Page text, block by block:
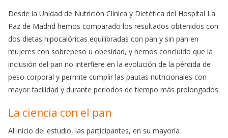
Desde la Unidad de Nutrición Clínica y Dietética del Hospital La
Paz de Madrid hemos comparado los resultados obtenidos con
dos dietas hipocalóricas equilibradas con pan y sin pan en
mujeres con sobrepeso u obesidad, y hemos concluido que la
inclusión del pan no interfiere en la evolución de la pérdida de
peso corporal y permite cumplir las pautas nutricionales con
mayor facilidad y durante periodos de tiempo más prolongados.
La ciencia con el pan
Al inicio del estudio, las participantes, en su mayoría